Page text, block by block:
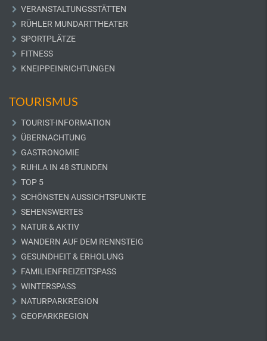
VERANSTALTUNGSSTÄTTEN
RÜHLER MUNDARTTHEATER
SPORTPLÄTZE
FITNESS
KNEIPPEINRICHTUNGEN
TOURISMUS
TOURIST-INFORMATION
ÜBERNACHTUNG
GASTRONOMIE
RUHLA IN 48 STUNDEN
TOP 5
SCHÖNSTEN AUSSICHTSPUNKTE
SEHENSWERTES
NATUR & AKTIV
WANDERN AUF DEM RENNSTEIG
GESUNDHEIT & ERHOLUNG
FAMILIENFREIZEITSPASS
WINTERSPASS
NATURPARKREGION
GEOPARKREGION